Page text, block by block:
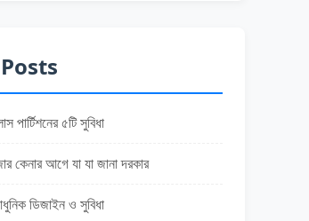
৫টি সুবিধা
কেনার আগে যা যা জানা দরকার
ডিজাইন ও সুবিধা